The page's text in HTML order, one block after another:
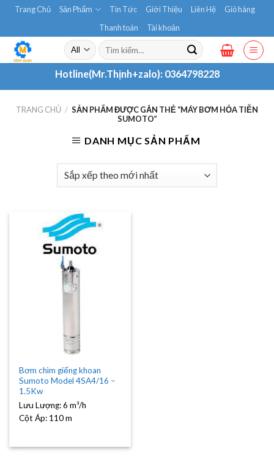
Skip
content
Trang Chủ Sản Phẩm Tin Tức Giới Thiệu Liên Hệ
Giỏ hàng
Thanh toán
Tài khoản
Tìm
kiếm:
Hotline(Mr.Thịnh+zalo): 0364798228
TRANG CHỦ / SẢN PHẨM ĐƯỢC GẮN THẺ “MÁY BƠM HỎA TIỄN
SUMOTO”
DANH MỤC SẢN PHẨM
Bơm chìm giếng khoan
Sumoto Model 4SA4/16 –
1.5Kw
Lưu Lượng:6 m³/h
Cột Áp: 110 m